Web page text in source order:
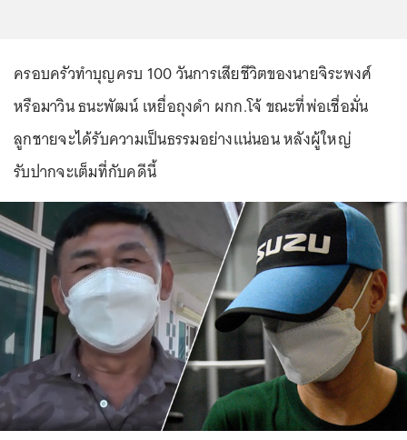
ครอบครัวทำบุญครบ 100 วันการเสียชีวิตของนายจิระพงศ์
หรือมาวิน ธนะพัฒน์ เหยื่อถุงดำ ผกก.โจ้ ขณะที่พ่อเชื่อมั่น
ลูกชายจะได้รับความเป็นธรรมอย่างแน่นอน หลังผู้ใหญ่
รับปากจะเต็มที่กับคดีนี้